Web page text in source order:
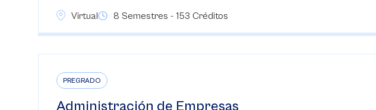
Virtual 8 Semestres - 153 Créditos
PREGRADO
Administración de Empresas